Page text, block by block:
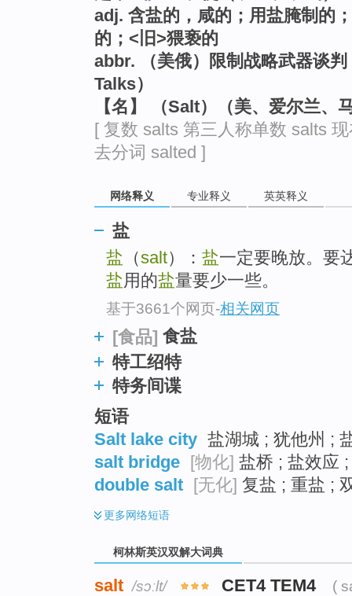
adj. 含盐的，咸的；用盐腌制的
的；<旧>猥亵的
abbr. （美俄）限制战略武器谈
Talks）
【名】 （Salt）（美、爱尔兰、
[ 复数 salts 第三人称单数 salts
去分词 salted ]
网络释义 专业释义 英英释义
盐
盐 （salt）： 盐一定要晚放。要
盐用的盐量要少一些。
基于3661个网页-相关网页
[食品] 食盐
特工绍特
特务间谍
短语
Salt lake city 盐湖城 ; 犹他州 ;
salt bridge [物化] 盐桥 ; 盐效应
double salt [无化] 复盐 ; 重盐 ;
更多网络短语
柯林斯英汉双解大词典
salt /sɔːlt/ CET4 TEM4 (